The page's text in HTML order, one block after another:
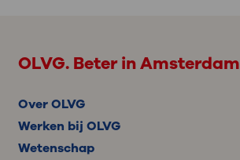
OLVG. Beter in Amsterdam
Over OLVG
Werken bij OLVG
Wetenschap